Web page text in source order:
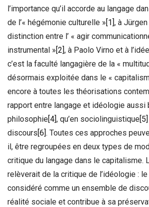
l’importance qu’il accorde au langage
de l’« hégémonie culturelle »[1], à
distinction entre l’ « agir
instrumental »[2], à Paolo Virno et à
c’est la faculté langagière de la «
désormais exploitée dans le «
encore à toutes les théorisations
rapport entre langage et idéologie aussi
philosophie[4], qu’en sociolinguistique[5]
discours[6]. Toutes ces approches
il, être regroupées en deux types de
critique du langage dans le capitalisme.
relèverait de la critique de l’idéologie :
considéré comme un ensemble de
réalité sociale et contribue à sa